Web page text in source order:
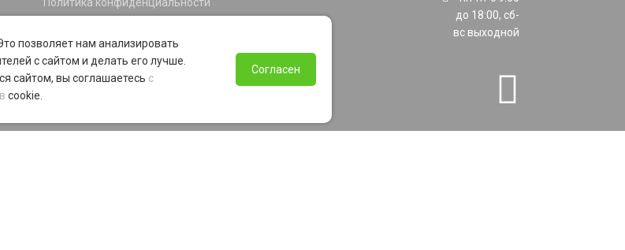
Программа лояльности
до 18:00, сб-
вс выходной
позволяет нам анализировать
с сайтом и делать его лучше.
сайтом, вы соглашаетесь с
cookie.
Согласен